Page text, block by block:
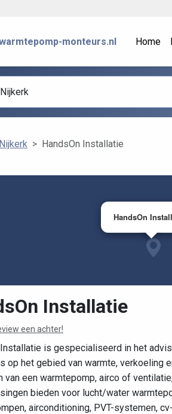
monteurs.nl Home
Nijkerk HandsOn Installatie
HandsOn
Installatie
een achter!
Installatie is gespecialiseerd in het
op het gebied van warmte, verkoeling
van een warmtepomp, airco of
bieden voor lucht/water
airconditioning, PVT-systemen,